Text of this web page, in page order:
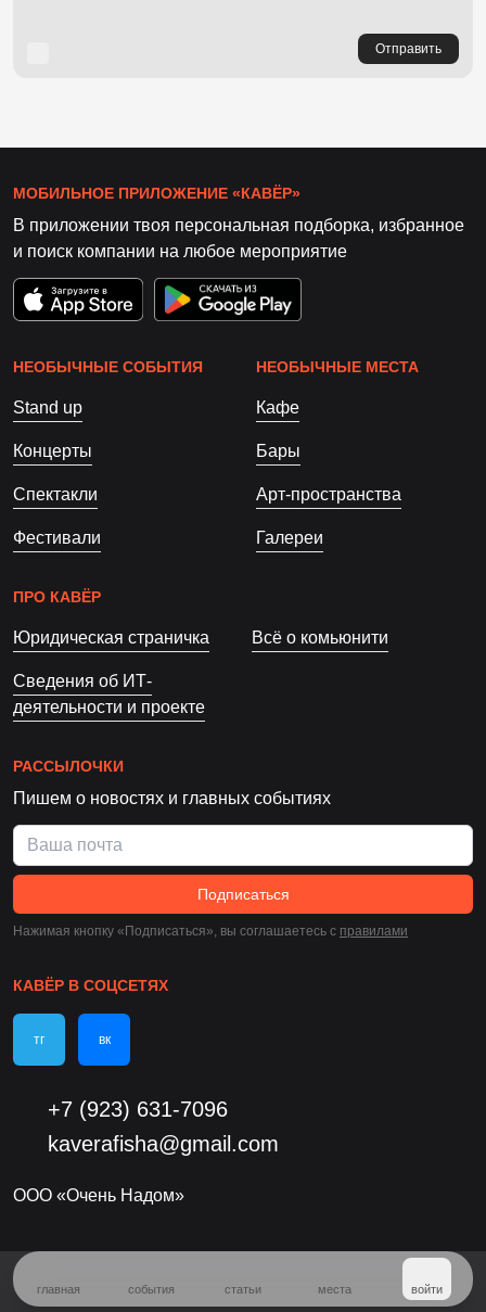
Отправить
МОБИЛЬНОЕ ПРИЛОЖЕНИЕ «КАВЁР»
В приложении твоя персональная подборка, избранное
и поиск компании на любое мероприятие
НЕОБЫЧНЫЕ СОБЫТИЯ
Stand up
Концерты
Спектакли
Фестивали
НЕОБЫЧНЫЕ МЕСТА
Кафе
Бары
Арт-пространства
Галереи
ПРО КАВЁР
Юридическая страничка Всё о комьюнити
Сведения об ИТ-
деятельности и проекте
РАССЫЛОЧКИ
Пишем о новостях и главных событиях
Подписаться
Нажимая кнопку «Подписаться», вы соглашаетесь c правилами
КАВЁР В СОЦСЕТЯХ
тг вк
+7 (923) 631-7096
kaverafisha@gmail.com
ООО «Очень Надом»
главная события статьи места войти